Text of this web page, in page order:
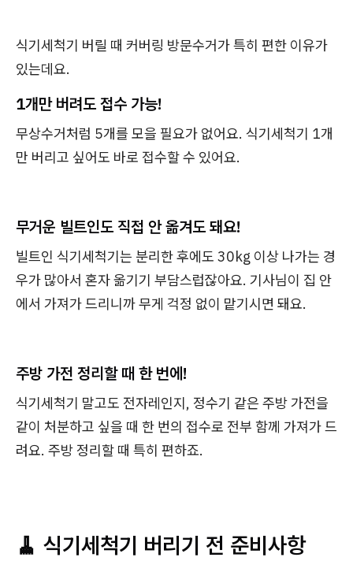
식기세척기 버릴 때 커버링 방문수거가 특히 편한 이유가
있는데요.
1개만 버려도 접수 가능!
무상수거처럼 5개를 모을 필요가 없어요. 식기세척기 1개
만 버리고 싶어도 바로 접수할 수 있어요.
무거운 빌트인도 직접 안 옮겨도 돼요!
빌트인 식기세척기는 분리한 후에도 30kg 이상 나가는 경
우가 많아서 혼자 옮기기 부담스럽잖아요. 기사님이 집 안
에서 가져가 드리니까 무게 걱정 없이 맡기시면 돼요.
주방 가전 정리할 때 한 번에!
식기세척기 말고도 전자레인지, 정수기 같은 주방 가전을
같이 처분하고 싶을 때 한 번의 접수로 전부 함께 가져가 드
려요. 주방 정리할 때 특히 편하죠.
🧹 식기세척기 버리기 전 준비사항